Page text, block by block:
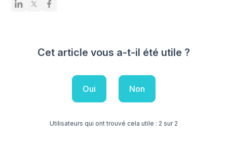
Cet article vous a-t-il été utile ?
Oui Non
Utilisateurs qui ont trouvé cela utile : 2 sur 2